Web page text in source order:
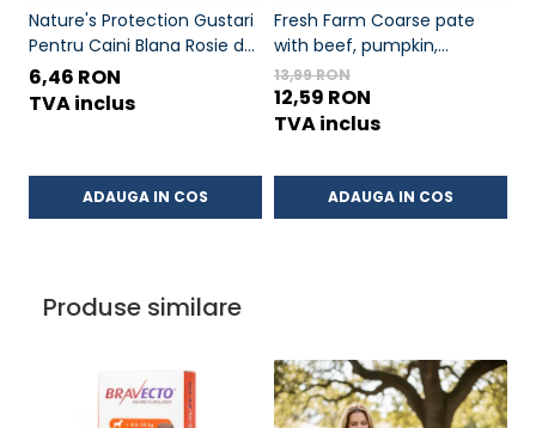
Nature's Protection Gustari
Pentru Caini Blana Rosie de
Toate Rasele cu Ton 70g
6,46 RON
TVA inclus
ADAUGA IN COS
Fresh Farm Coarse pate
with beef, pumpkin,
potatoes and parsley 400g
13,99 RON
12,59 RON
TVA inclus
ADAUGA IN COS
Produse similare